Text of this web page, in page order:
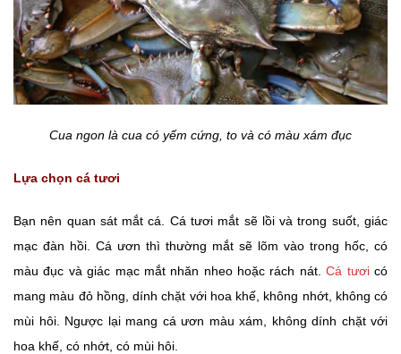
Cua ngon là cua có yếm cứng, to và có màu xám đục
Lựa chọn cá tươi
Bạn nên quan sát mắt cá. Cá tươi mắt sẽ lồi và trong suốt, giác
mạc đàn hồi. Cá ươn thì thường mắt sẽ lõm vào trong hốc, có
màu đục và giác mạc mắt nhăn nheo hoặc rách nát.Cá tươicó
mang màu đỏ hồng, dính chặt với hoa khế, không nhớt, không có
mùi hôi. Ngược lại mang cá ươn màu xám, không dính chặt với
hoa khế, có nhớt, có mùi hôi.